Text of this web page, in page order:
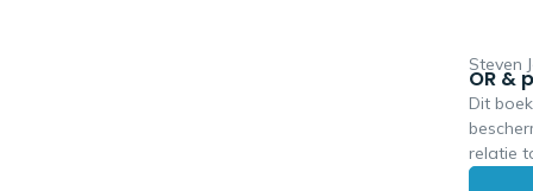
van afspraken
Dit
contact
Steven
OR &
Dit
relatie
OR.